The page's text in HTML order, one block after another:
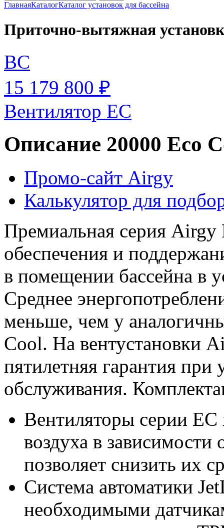
ГлавнаяКаталогКаталог установок для бассейна
Приточно-вытяжная
BC
15 179 800 ₽
Вентилятор EC
Описание 20000 Eco
Промо-сайт Airgy
Калькулятор для
Премиальная серия Airgy
обеспечения и
в помещении бассейна в
Среднее
меньше, чем у
Cool. На вентустановки
пятилетняя гарантия при
обслуживания.
Вентиляторы серии
воздуха в зависимости
позволяет снизить их
Система автоматики
необходимыми